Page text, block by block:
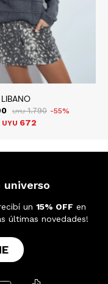
UYU 1.790 55
UYU 672
universo
un 15% OFF en
últimas novedades!